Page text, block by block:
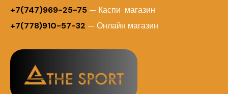
+7(747)969-25-75 — Каспи магазин
+7(778)910-57-32 — Онлайн магазин